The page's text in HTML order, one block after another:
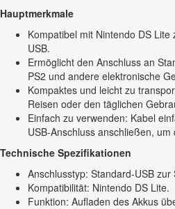
Hauptmerkmale
Kompatibel mit Nintendo DS
USB.
Ermöglicht den Anschluss an
PS2 und andere elektronische
Kompaktes und leicht zu
Reisen oder den täglichen
Einfach zu verwenden: Kabel
USB-Anschluss anschließen,
Technische Spezifikationen
Anschlusstyp: Standard-USB
Kompatibilität: Nintendo DS Lite.
Funktion: Aufladen des Akkus